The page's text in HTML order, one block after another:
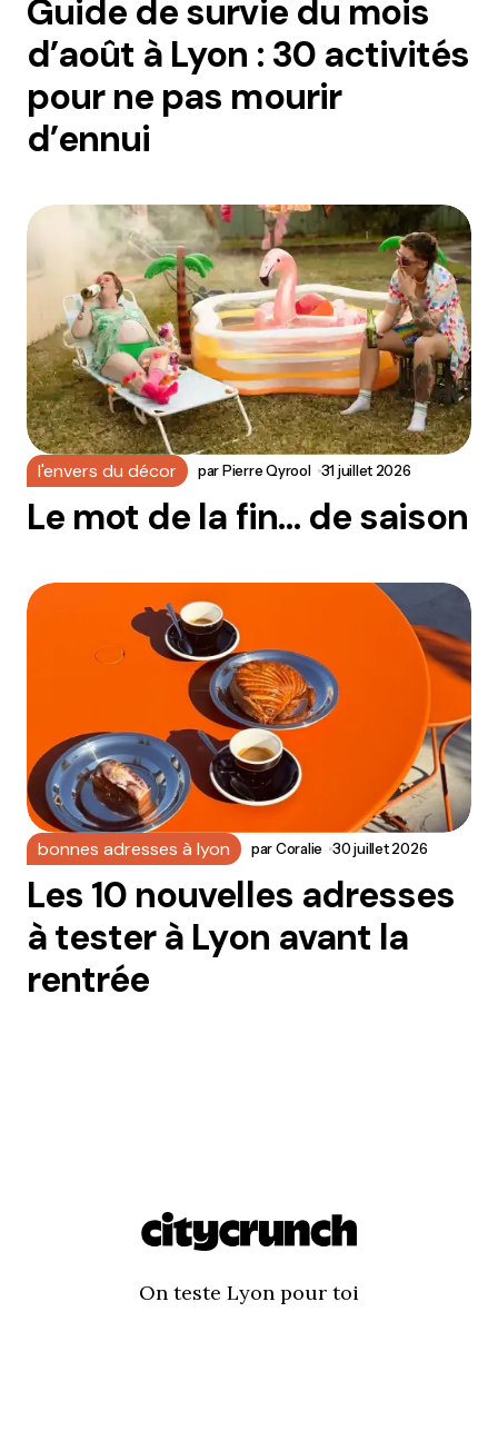
Guide de survie du mois
d’août à Lyon : 30 activités
pour ne pas mourir
d’ennui
l'envers du décor parPierre Qyrool 31 juillet 2026
Le mot de la fin… de saison
bonnes adresses à lyon parCoralie 30 juillet 2026
Les 10 nouvelles adresses
à tester à Lyon avant la
rentrée
On teste Lyon pour toi